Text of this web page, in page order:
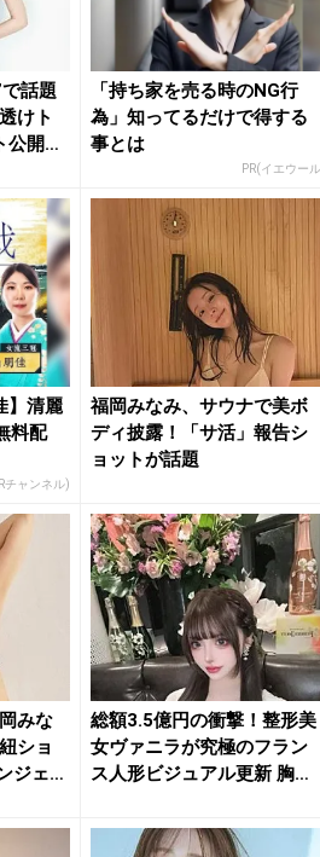
話題
けト
公開
「持ち家を売る時のNG行
為」知ってるだけで得する
事とは
PR(イエウー
】清麗
料配
チャンネル)
福岡みなみ、サウナで美ボ
ディ披露！「サ活」報告シ
ョットが話題
みな
ショ
ジェリ
総額3.5億円の衝撃！整形美
女ヴァニラが究極のフラン
ス人形ビジュアル更新 胸元